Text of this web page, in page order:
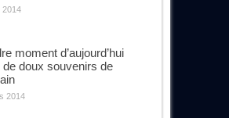
2014
moment d’aujourd’hui
de doux souvenirs de
2014